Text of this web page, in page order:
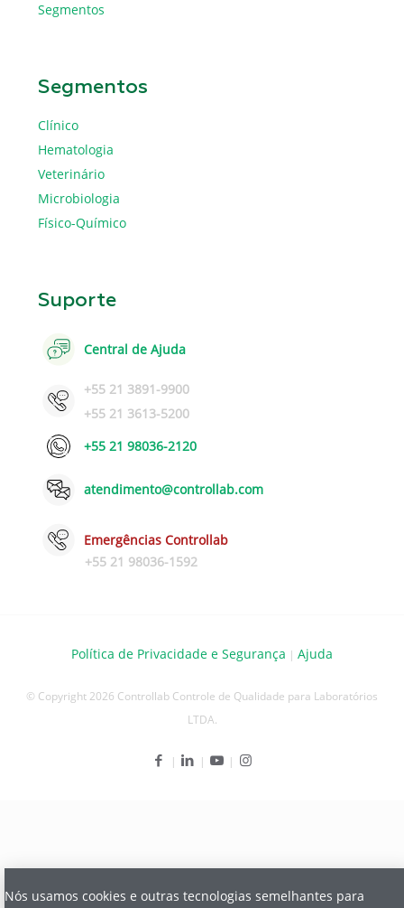
Segmentos
Segmentos
Clínico
Hematologia
Veterinário
Microbiologia
Físico-Químico
Suporte
Central de Ajuda
+55 21 3891-9900
+55 21 3613-5200
+55 21 98036-2120
atendimento@controllab.com
Emergências Controllab
+55 21 98036-1592
Política de Privacidade e Segurança | Ajuda
© Copyright 2026 Controllab Controle de Qualidade para Laboratórios
LTDA.
Nós usamos cookies e outras tecnologias semelhantes para